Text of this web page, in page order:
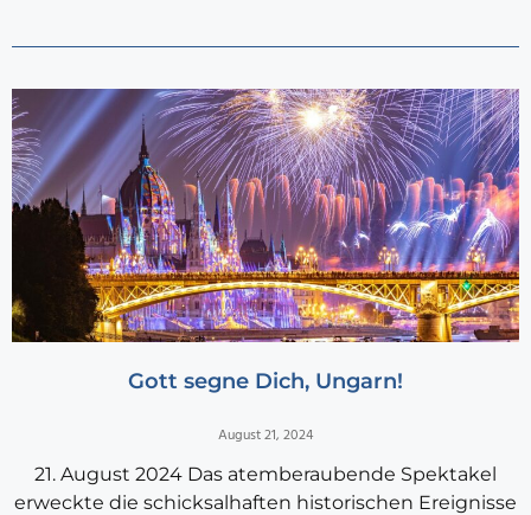
Gott segne Dich, Ungarn!
August 21, 2024
21. August 2024 Das atemberaubende Spektakel
erweckte die schicksalhaften historischen Ereignisse